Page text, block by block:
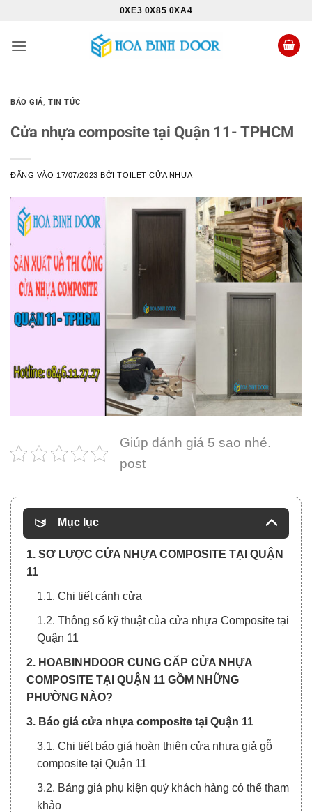
nội
0XE3 0X85 0XA4
BÁO GIÁ,TIN TỨC
Cửa nhựa composite tại Quận 11- TPHCM
ĐĂNG VÀO 17/07/2023 BỞITOILET CỬA NHỰA
Giúp đánh giá 5 sao nhé.
post
Mục lục
1. SƠ LƯỢC CỬA NHỰA COMPOSITE TẠI QUẬN
11
1.1. Chi tiết cánh cửa
1.2. Thông số kỹ thuật của cửa nhựa Composite tại
Quận 11
2. HOABINHDOOR CUNG CẤP CỬA NHỰA
COMPOSITE TẠI QUẬN 11 GỒM NHỮNG
PHƯỜNG NÀO?
3. Báo giá cửa nhựa composite tại Quận 11
3.1. Chi tiết báo giá hoàn thiện cửa nhựa giả gỗ
composite tại Quận 11
3.2. Bảng giá phụ kiện quý khách hàng có thể tham
khảo